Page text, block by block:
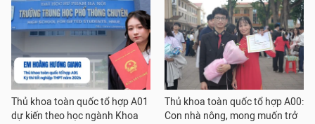
Thủ khoa toàn quốc tổ hợp A01
dự kiến theo học ngành Khoa
Thủ khoa toàn quốc tổ hợp A00:
Con nhà nông, mong muốn trở